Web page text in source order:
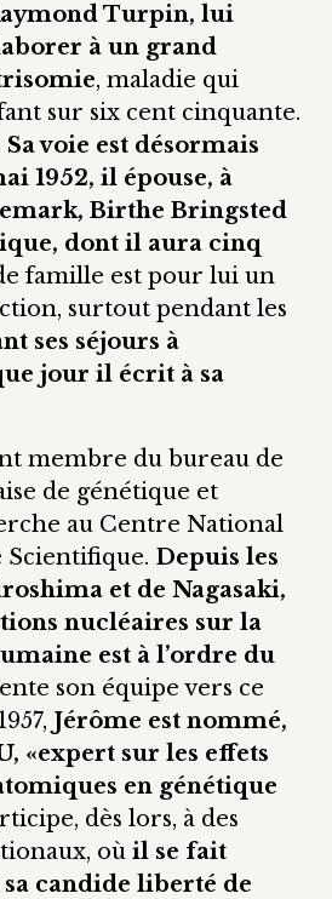
Turpin, lui
à un grand
, maladie qui
sur six cent cinquante.
Sa voie est désormais
1952, il épouse, à
Birthe Bringsted
dont il aura cinq
famille est pour lui un
surtout pendant les
ses séjours à
jour il écrit à sa
membre du bureau de
de génétique et
au Centre National
Scientifique. Depuis les
et de Nagasaki,
nucléaires sur la
est à l’ordre du
son équipe vers ce
Jérôme est nommé,
«expert sur les effets
en génétique
dès lors, à des
où il se fait
candide liberté de